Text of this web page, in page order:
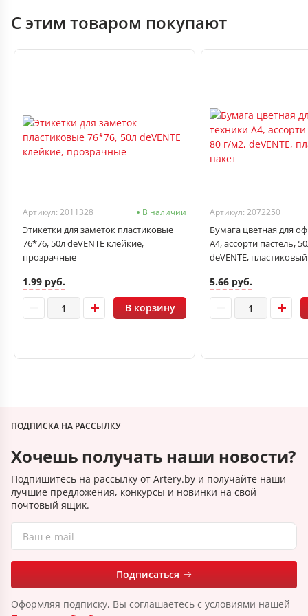
С этим товаром покупают
Артикул: 2011328 В наличии
Этикетки для заметок пластиковые
76*76, 50л deVENTE клейкие,
прозрачные
1.99 руб.
В корзину
Артикул: 2072250
Бумага цветная для
А4, ассорти пастель,
deVENTE,
5.66 руб.
ПОДПИСКА НА РАССЫЛКУ
Хочешь получать наши новости?
Подпишитесь на рассылку от Artery.by и получайте наши
лучшие предложения, конкурсы и новинки на свой
почтовый ящик.
Подписаться
Оформляя подписку, Вы соглашаетесь с условиями нашей